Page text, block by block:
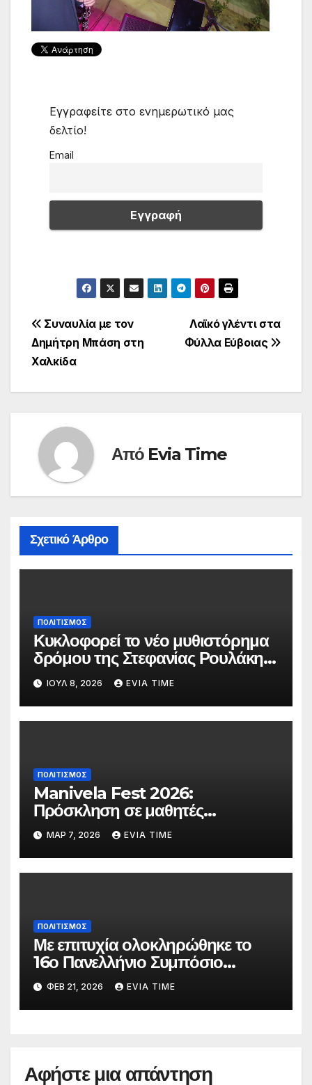
Εγγραφείτε στο ενημερωτικό μας
δελτίο!
Email
Πλοήγηση
άρθρων
Λαϊκό γλέντι στα
Φύλλα Εύβοιας
Συναυλία με τον
Δημήτρη Μπάση στη
Χαλκίδα
Από Evia Time
Σχετικό Άρθρο
ΠΟΛΙΤΙΣΜΟΣ
Κυκλοφορεί το νέο μυθιστόρημα
δρόμου της Στεφανίας Ρουλάκη
«Το Βανάκι»
ΙΟΎΛ 8, 2026 EVIA TIME
ΠΟΛΙΤΙΣΜΟΣ
Manivela Fest 2026:
Πρόσκληση σε μαθητές
Γυμνασίου και Λυκείου της
Εύβοιας για συμμετοχή στη
σκηνή
ΜΑΡ 7, 2026 EVIA TIME
ΠΟΛΙΤΙΣΜΟΣ
Με επιτυχία ολοκληρώθηκε το
16ο Πανελλήνιο Συμπόσιο
Επικούρειας Φιλοσοφίας
ΦΕΒ 21, 2026 EVIA TIME
Αφήστε μια απάντηση